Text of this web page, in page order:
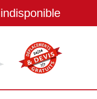
indisponible